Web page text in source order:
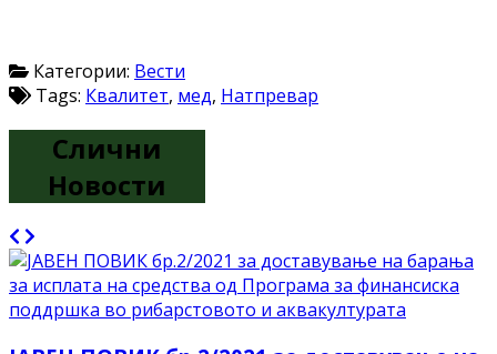
Категории: Вести
Tags: Квалитет, мед, Натпревар
Слични
Новости